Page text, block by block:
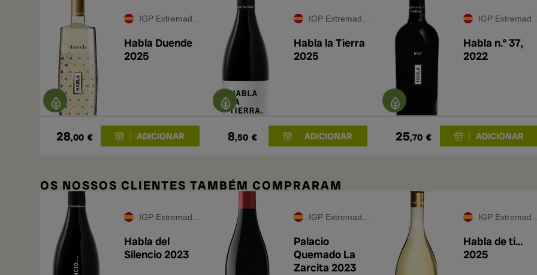
IGP Extremadura
Habla Duende
2025
28,00 €
IGP Extremadura
Habla la Tierra
2025
8,50 €
IGP Extremadura
Habla n.º 37,
2022
25,70 €
OS NOSSOS CLIENTES TAMBÉM COMPRARAM
IGP Extremadura
Habla del
Silencio 2023
IGP Extremadura
Palacio
Quemado La
Zarcita 2023
IGP Extremadura
Habla de ti...
2025